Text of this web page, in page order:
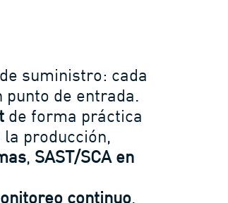
suministro: cada
de entrada.
de forma práctica
producción,
, SAST/SCA en
continuo.